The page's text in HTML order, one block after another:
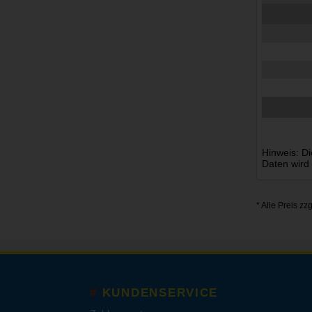
Hinweis:
Daten
* Alle Preis
KUNDENSERVICE